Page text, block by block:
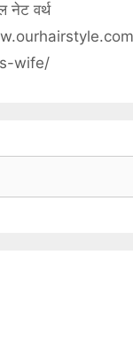
नेट वर्थ
wife/